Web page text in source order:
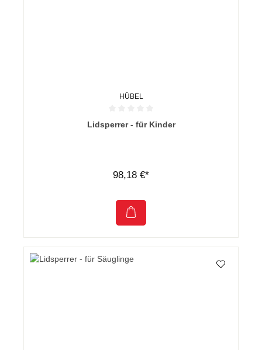
HÜBEL
Durchschnittliche Bewertung von 0 von 5 Sternen
Lidsperrer - für Kinder
98,18 €*